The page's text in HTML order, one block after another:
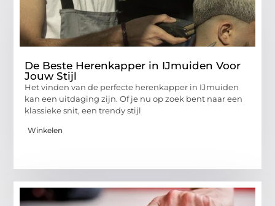
De Beste Herenkapper in IJmuiden Voor
Jouw Stijl
Het vinden van de perfecte herenkapper in IJmuiden
kan een uitdaging zijn. Of je nu op zoek bent naar een
klassieke snit, een trendy stijl
Winkelen